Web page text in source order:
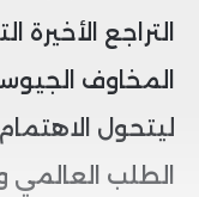
التراجع
المخاوف
ليتحول
الطلب